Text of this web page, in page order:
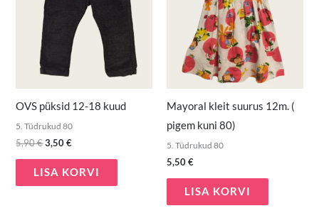
OVS püksid 12-18 kuud
5. Tüdrukud 80
5,90€3,50€
LISA KORVI
Mayoral kleit suurus 12m. (
pigem kuni 80)
5. Tüdrukud 80
5,50€
LISA KORVI